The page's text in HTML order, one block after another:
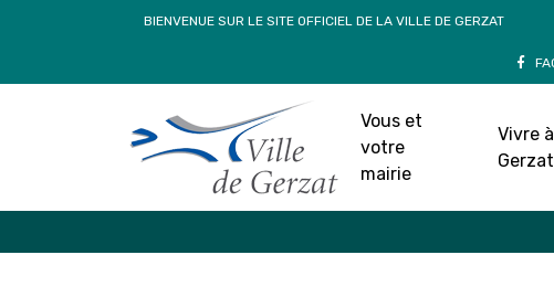
BIENVENUE SUR LE SITE OFFICIEL DE LA VILLE DE GERZAT
Vous et
votre
mairie
Vivre à
Gerzat